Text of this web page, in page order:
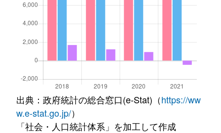
出典：政府統計の総合窓口(e-Stat)（https://ww
w.e-stat.go.jp/）
「社会・人口統計体系」を加工して作成